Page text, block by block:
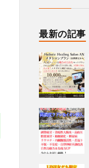
最新の記事